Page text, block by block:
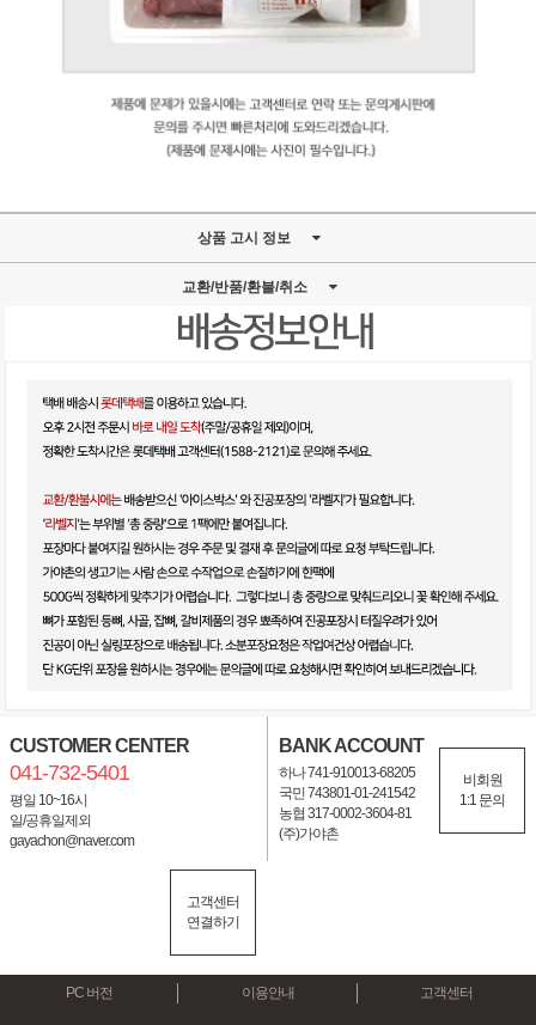
상품 고시 정보
교환/반품/환불/취소
CUSTOMER CENTER
041-732-5401
평일 10~16시
일/공휴일제외
gayachon@naver.com
고객센터
연결하기
BANK ACCOUNT
하나 741-910013-68205
국민 743801-01-241542
농협 317-0002-3604-81
(주)가야촌
비회원
1:1 문의
PC 버전 이용안내 고객센터